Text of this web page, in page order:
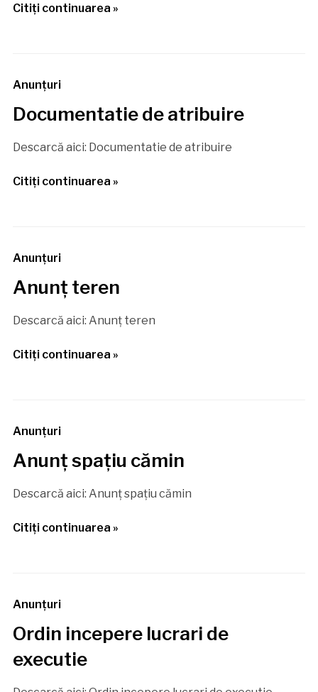
Citiţi continuarea »
Anunţuri
Documentatie de atribuire
Descarcă aici: Documentatie de atribuire
Citiţi continuarea »
Anunţuri
Anunţ teren
Descarcă aici: Anunţ teren
Citiţi continuarea »
Anunţuri
Anunţ spaţiu cămin
Descarcă aici: Anunţ spaţiu cămin
Citiţi continuarea »
Anunţuri
Ordin incepere lucrari de
executie